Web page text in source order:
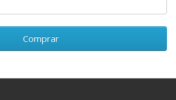
Comprar